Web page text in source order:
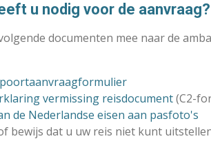
u nodig voor de aanvraag?
documenten mee naar de
vermissing reisdocument(C2-
de Nederlandse eisen aan pasfoto's
bewijs dat u uw reis niet kunt